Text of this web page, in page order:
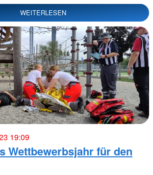
WEITERLESEN
19:09
Wettbewerbsjahr für den